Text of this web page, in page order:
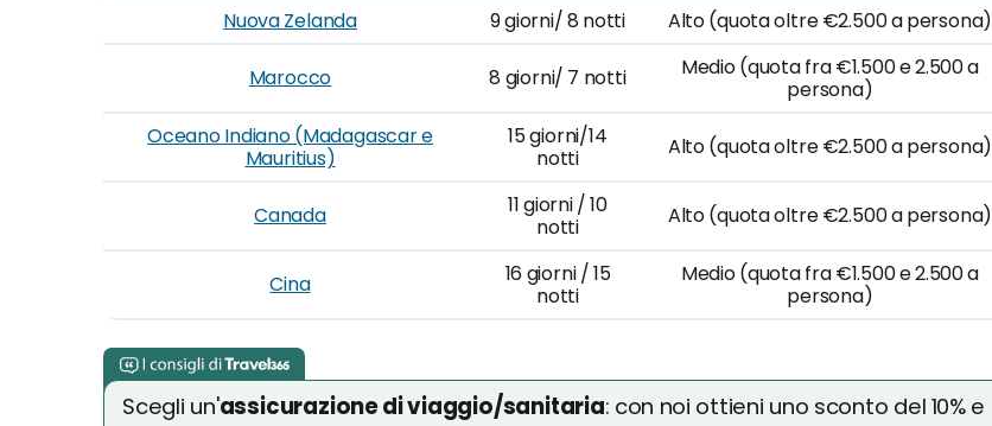
Nuova Zelanda
9 giorni/ 8 notti Alto (quota oltre €2.500 a persona)
Marocco 8 giorni/ 7 notti
Medio (quota fra €1.500 e 2.500 a
persona)
Oceano Indiano (Madagascar e
Mauritius)
15 giorni/14
notti
Alto (quota oltre €2.500 a persona)
Canada
11 giorni / 10
notti
Alto (quota oltre €2.500 a persona)
Cina
16 giorni / 15
notti
Medio (quota fra €1.500 e 2.500 a
persona)
Scegli un'assicurazione di viaggio/sanitaria: con noi ottieni uno sconto del 10% e